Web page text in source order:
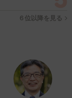
６位以降を見る